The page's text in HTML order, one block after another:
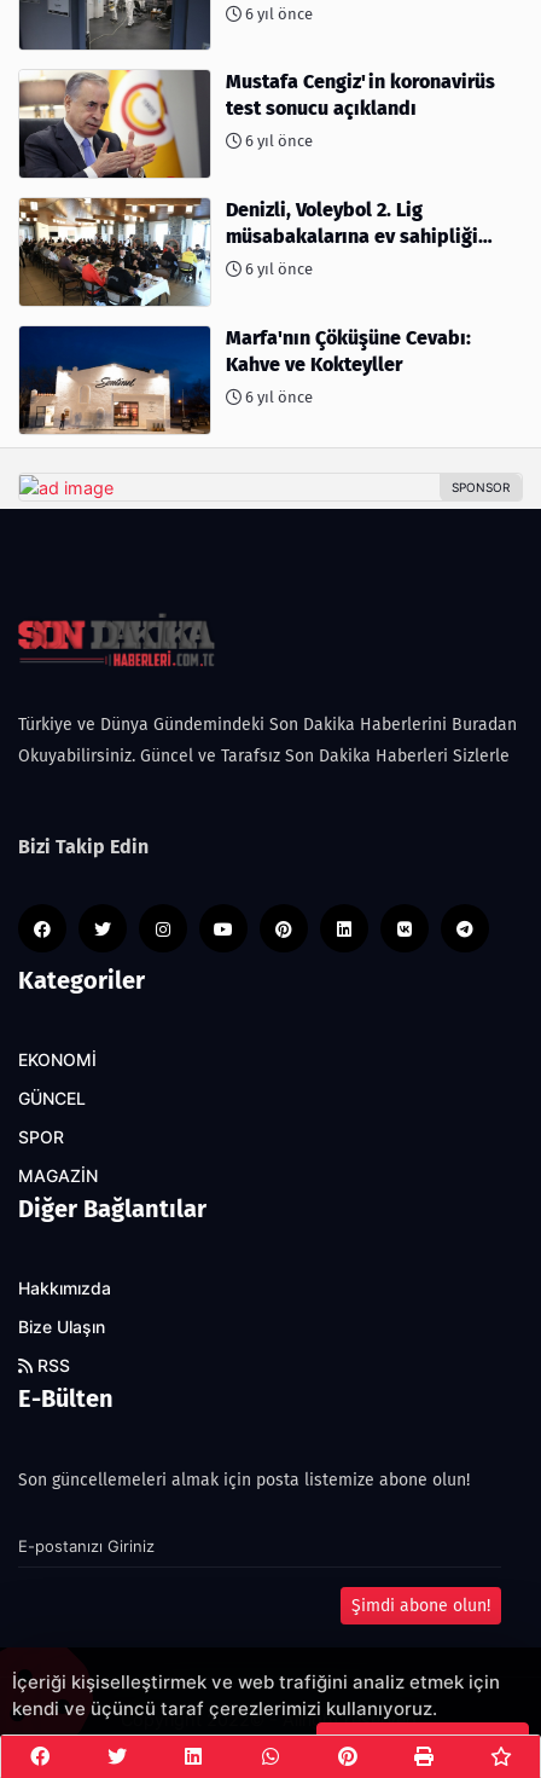
6 yıl önce
Mustafa Cengiz'in koronavirüs
test sonucu açıklandı
6 yıl önce
Denizli, Voleybol 2. Lig
müsabakalarına ev sahipliği
yapıyor
6 yıl önce
Marfa'nın Çöküşüne Cevabı:
Kahve ve Kokteyller
6 yıl önce
Türkiye ve Dünya Gündemindeki Son Dakika Haberlerini Buradan
Okuyabilirsiniz. Güncel ve Tarafsız Son Dakika Haberleri Sizlerle
Bizi Takip Edin
Kategoriler
EKONOMİ
GÜNCEL
SPOR
MAGAZİN
Diğer Bağlantılar
Hakkımızda
Bize Ulaşın
RSS
E-Bülten
Son güncellemeleri almak için posta listemize abone olun!
Şimdi abone olun!
Copyright 2022© - Allright reserved.
İçeriği kişiselleştirmek ve web trafiğini analiz etmek için
kendi ve üçüncü taraf çerezlerimizi kullanıyoruz.
Çerezleri Kabul Et